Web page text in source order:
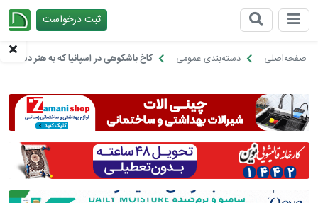
ثبت درخواست
صفحه‌اصلی دسته‌بندی عمومی کاخ باشکوهی در اسپانیا که به هنر دست